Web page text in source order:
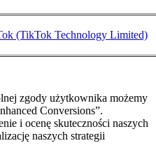
(TikTok Technology Limited)
zgody użytkownika możemy
Conversions”.
i ocenę skuteczności naszych
naszych strategii